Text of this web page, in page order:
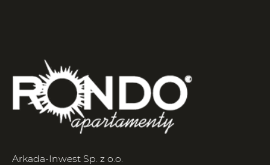
Arkada-Inwest Sp. z o.o.